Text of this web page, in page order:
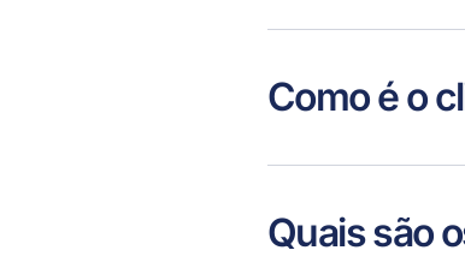
Como é o
Quais são